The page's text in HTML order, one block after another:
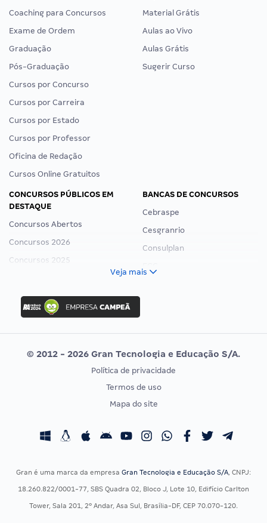
Coaching para Concursos
Exame de Ordem
Graduação
Pós-Graduação
Cursos por Concurso
Cursos por Carreira
Cursos por Estado
Cursos por Professor
Oficina de Redação
Cursos Online Gratuitos
Material Grátis
Aulas ao Vivo
Aulas Grátis
Sugerir Curso
CONCURSOS PÚBLICOS EM
DESTAQUE
Concursos Abertos
Concursos 2026
Concursos 2025
Concurso Ibama
Concurso MPU
Editais publicados
BANCAS DE CONCURSOS
Cebraspe
Cesgranrio
Consulplan
Vunesp
CONCURSOS POR PROFISSÃO
Concursos Fiscais
EXAME DE ORDEM
Calendário OAB
Veja mais
© 2012 - 2026 Gran Tecnologia e Educação S/A.
Política de privacidade
Termos de uso
Mapa do site
Gran é uma marca da empresa Gran Tecnologia e Educação S/A, CNPJ:
18.260.822/0001-77, SBS Quadra 02, Bloco J, Lote 10, Edifício Carlton
Tower, Sala 201, 2º Andar, Asa Sul, Brasília-DF, CEP 70.070-120.